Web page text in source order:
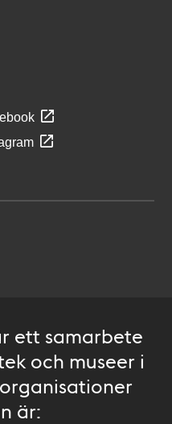
ett samarbete
och museer i
är: